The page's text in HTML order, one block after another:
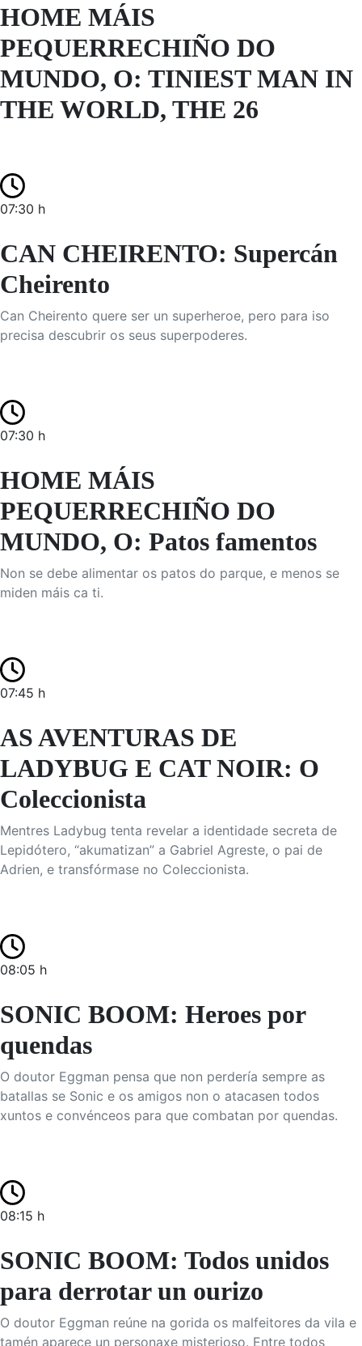
HOME MÁIS
PEQUERRECHIÑO DO
MUNDO, O: TINIEST MAN IN
THE WORLD, THE 26
07:30 h
CAN CHEIRENTO: Supercán
Cheirento
Can Cheirento quere ser un superheroe, pero para iso
precisa descubrir os seus superpoderes.
07:30 h
HOME MÁIS
PEQUERRECHIÑO DO
MUNDO, O: Patos famentos
Non se debe alimentar os patos do parque, e menos se
miden máis ca ti.
07:45 h
AS AVENTURAS DE
LADYBUG E CAT NOIR: O
Coleccionista
Mentres Ladybug tenta revelar a identidade secreta de
Lepidótero, “akumatizan” a Gabriel Agreste, o pai de
Adrien, e transfórmase no Coleccionista.
08:05 h
SONIC BOOM: Heroes por
quendas
O doutor Eggman pensa que non perdería sempre as
batallas se Sonic e os amigos non o atacasen todos
xuntos e convénceos para que combatan por quendas.
08:15 h
SONIC BOOM: Todos unidos
para derrotar un ourizo
O doutor Eggman reúne na gorida os malfeitores da vila e
tamén aparece un personaxe misterioso. Entre todos